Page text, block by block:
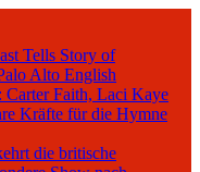
Tells Story of
Alto English
Faith, Laci Kaye
Kräfte für die Hymne
die britische